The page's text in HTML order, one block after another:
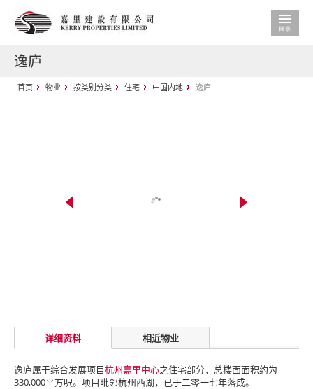
逸庐
首页 物业 按类别分类 住宅 中国内地 逸庐
详细资料 相近物业
逸庐属于综合发展项目杭州嘉里中心之住宅部分，总楼面面积约为
330,000平方呎。项目毗邻杭州西湖，已于二零一七年落成。